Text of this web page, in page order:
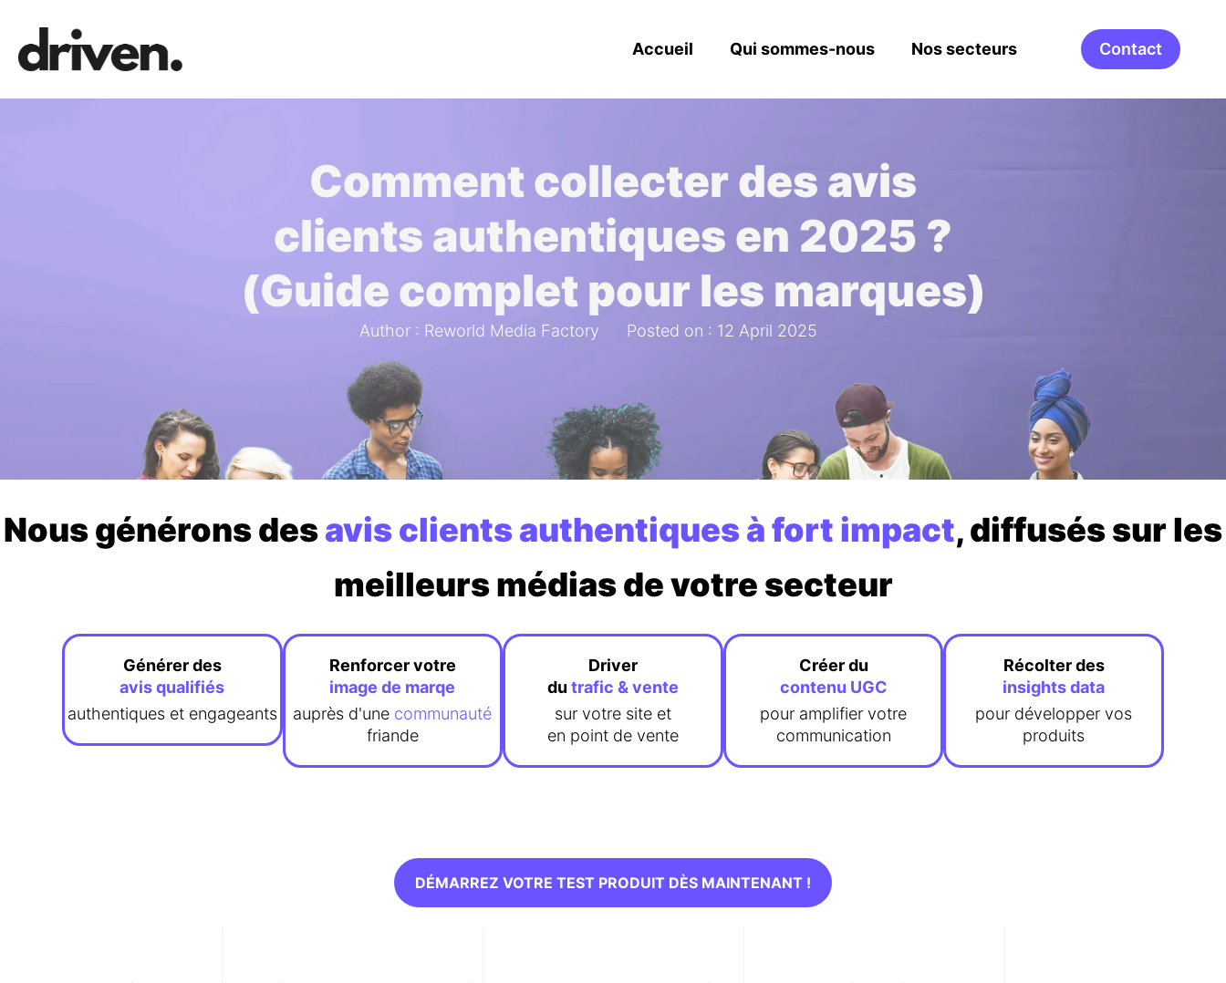
Accueil Qui sommes-nous Nos secteurs Contact
Comment collecter des avis
clients authentiques en 2025 ?
(Guide complet pour les marques)
Author : Reworld Media Factory Posted on : 12 April 2025
Nous générons desavis clients authentiques à fort impact, diffusés sur les
meilleurs médias de votre secteur
Générer des
avis qualifiés
authentiques et engageants
Renforcer votre
image de marqe
auprès d'une communauté
friande
Driver
du trafic & vente
sur votre site et
en point de vente
Créer du
contenu UGC
pour amplifier votre
communication
Récolter des
insights data
pour développer vos
produits
DÉMARREZ VOTRE TEST PRODUIT DÈS MAINTENANT !